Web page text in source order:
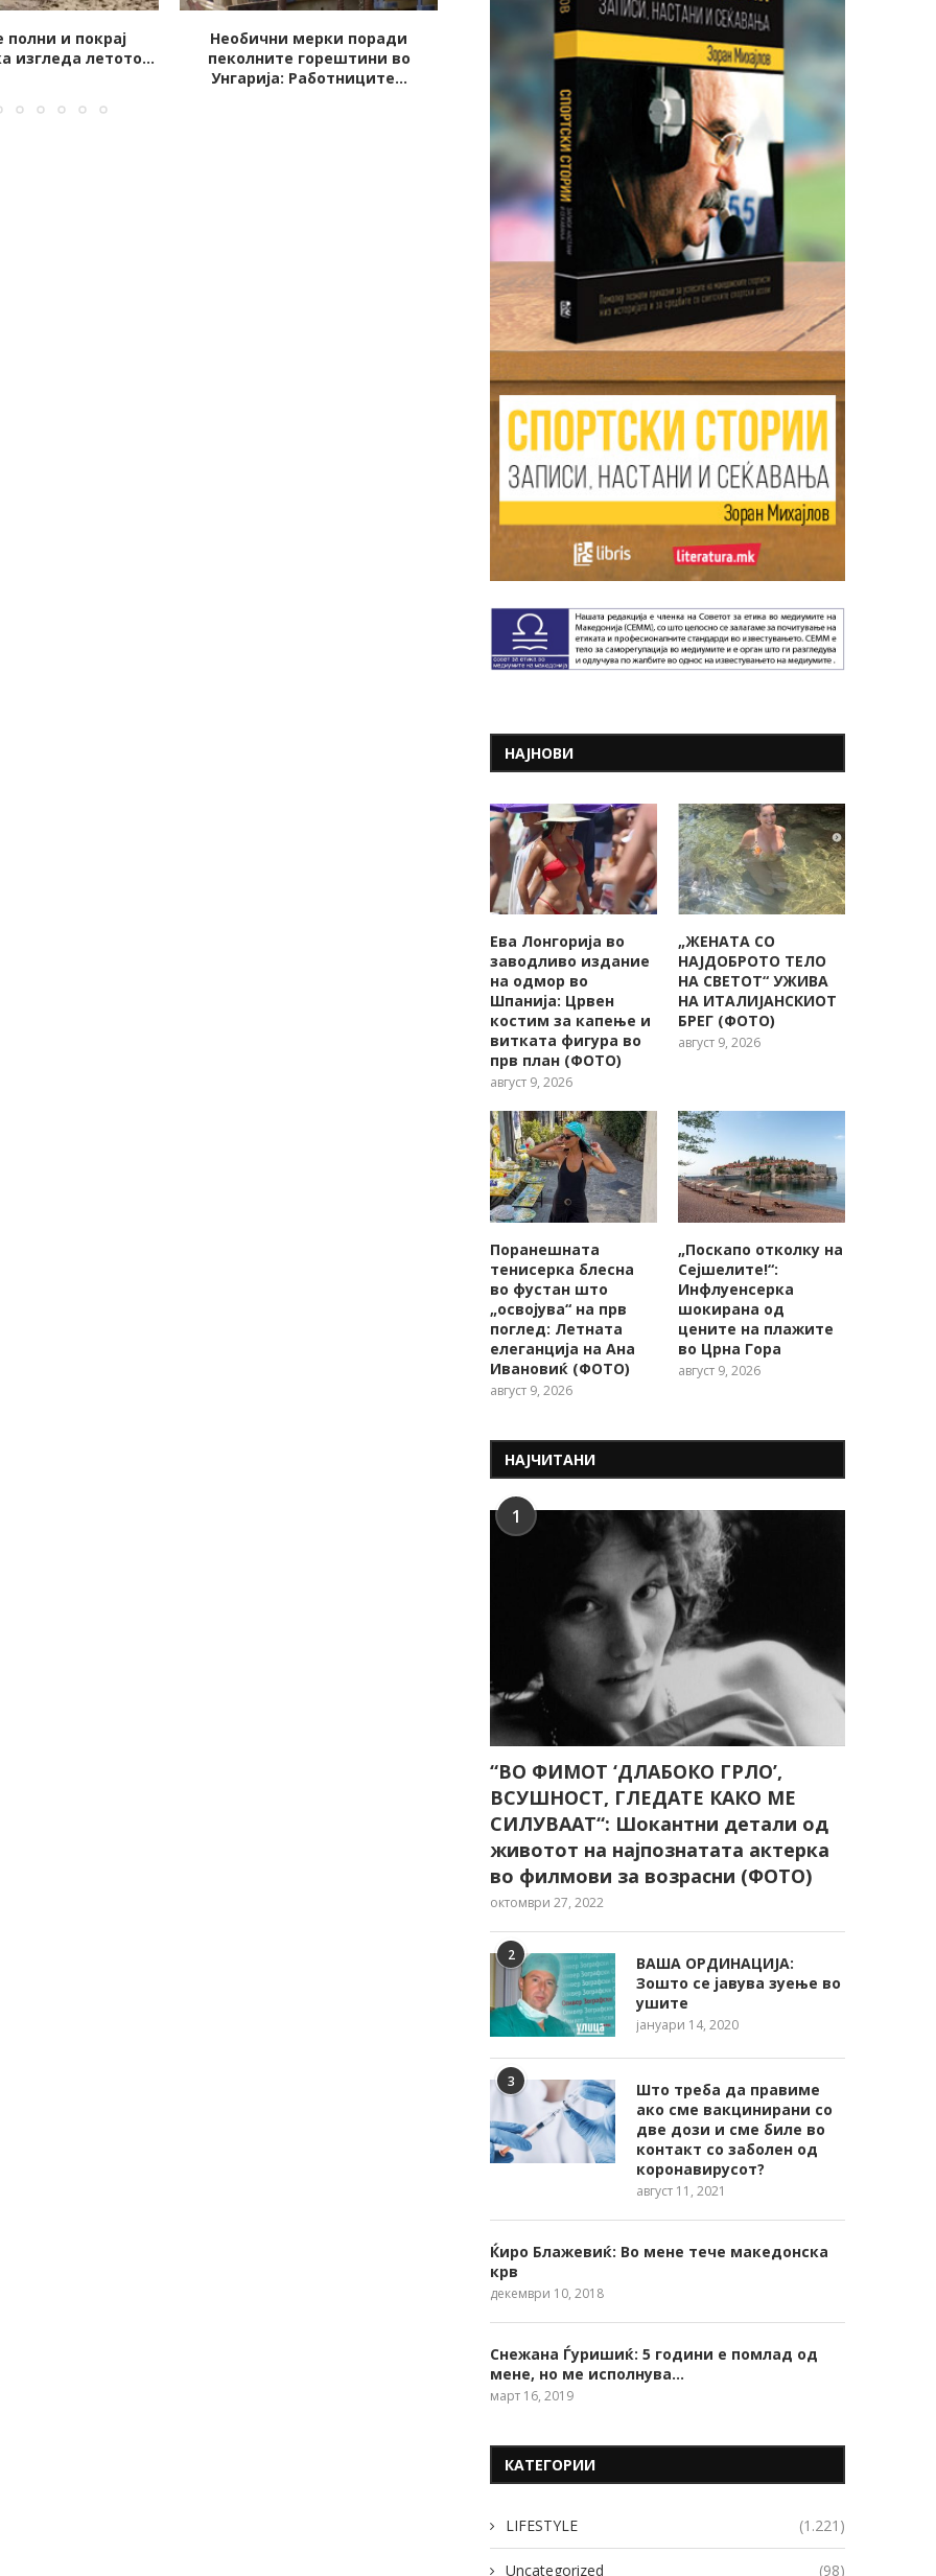
мерки поради
горештини во
ИРАНЦИТЕ ОБЈАВИЈА ВИДЕО
КАКО ДА СЕ УБИЕ МЕЛАНИЈА:...
Италијански новинар брутално
убиен – телото му било...
МАСОВНА ТЕПАЧКА ВО
10.000 МЕТРИ:
НАЈНОВИ
Ева Лонгорија во
заводливо издание
на одмор во
Шпанија: Црвен
костим за капење и
витката фигура во
прв план (ФОТО)
август 9, 2026
„ЖЕНАТА СО
НАЈДОБРОТО ТЕЛО
НА СВЕТОТ“ УЖИВА
НА ИТАЛИЈАНСКИОТ
БРЕГ (ФОТО)
август 9, 2026
Поранешната
тенисерка блесна
во фустан што
„освојува“ на прв
поглед: Летната
елеганција на Ана
Ивановиќ (ФОТО)
август 9, 2026
„Поскапо отколку на
Сејшелите!“:
Инфлуенсерка
шокирана од
цените на плажите
во Црна Гора
август 9, 2026
НАЈЧИТАНИ
1
“ВО ФИМОТ ‘ДЛАБОКО ГРЛО’,
ВСУШНОСТ, ГЛЕДАТЕ КАКО МЕ
СИЛУВААТ“: Шокантни детали од
животот на најпознатата актерка
во филмови за возрасни (ФОТО)
октомври 27, 2022
2
ВАША ОРДИНАЦИЈА:
Зошто се јавува зуење во
ушите
јануари 14, 2020
3
Што треба да правиме
ако сме вакцинирани со
две дози и сме биле во
контакт со заболен од
коронавирусот?
август 11, 2021
Ќиро Блажевиќ: Во мене тече македонска
крв
декември 10, 2018
Снежана Ѓуришиќ: 5 години е помлад од
мене, но ме исполнува…
март 16, 2019
КАТЕГОРИИ
LIFESTYLE (1.221)
Uncategorized (98)